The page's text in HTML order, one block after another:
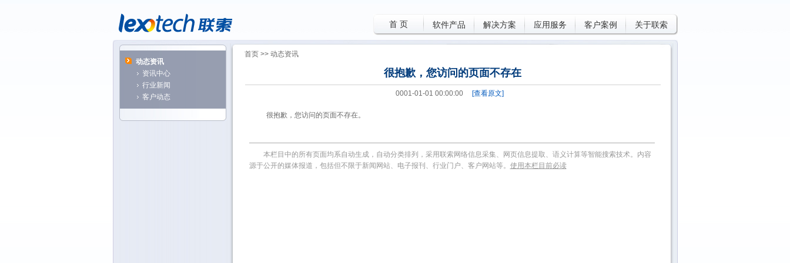
首 页 软件产品 解决方案 应用服务 客户案例 关于联索
动态资讯
资讯中心
行业新闻
客户动态
首页>> 动态资讯
很抱歉，您访问的页面不存在
0001-01-01 00:00:00 [查看原文]
很抱歉，您访问的页面不存在。
本栏目中的所有页面均系自动生成，自动分类排列，采用联索网络信息采集、网页信息提取、语义计算等智能搜索技术。内容
源于公开的媒体报道，包括但不限于新闻网站、电子报刊、行业门户、客户网站等。 使用本栏目前必读